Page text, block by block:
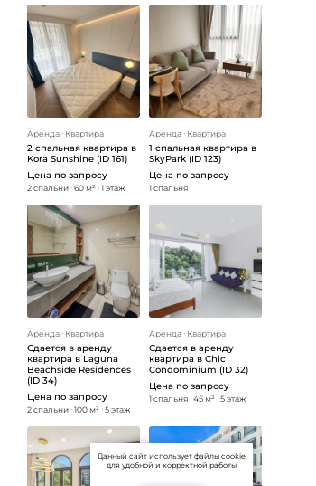
Аренда ᐧ Квартира
2 спальная квартира в
Kora Sunshine (ID 161)
Цена по запросу
2 спальни ᐧ60 м² ᐧ1 этаж
Аренда ᐧ Квартира
1 спальная квартира в
SkyPark (ID 123)
Цена по запросу
1 спальня
Аренда ᐧ Квартира
Сдается в аренду
квартира в Laguna
Beachside Residences
(ID 34)
Цена по запросу
2 спальни ᐧ100 м² ᐧ5 этаж
Аренда ᐧ Квартира
Сдается в аренду
квартира в Chic
Condominium (ID 32)
Цена по запросу
1 спальня ᐧ45 м² ᐧ5 этаж
Данный сайт использует файлы cookie
для удобной и корректной работы